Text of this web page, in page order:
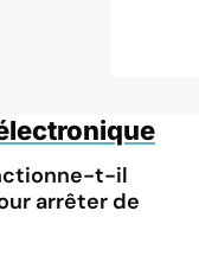
t-il
arrêter de